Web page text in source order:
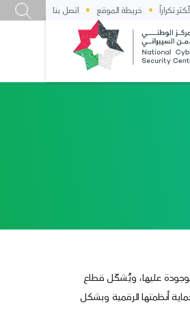
تكراراً خريطة الموقع اتصل بنا
عليها، ويُشكّل قطاع
أنظمتها الرقمية وبشكل